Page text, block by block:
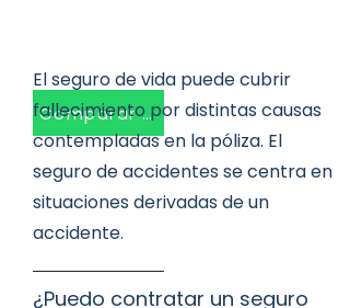
Comparar opciones
El seguro de vida puede cubrir
fallecimiento por distintas causas
contempladas en la póliza. El
seguro de accidentes se centra en
situaciones derivadas de un
accidente.
¿Puedo contratar un seguro